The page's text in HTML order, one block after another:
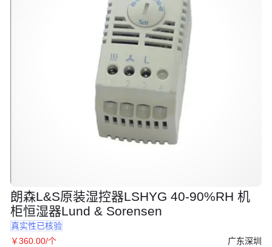
朗森L&S原装湿控器LSHYG 40-90%RH 机
柜恒湿器Lund & Sorensen
真实性已核验
￥360.00/个
广东深圳